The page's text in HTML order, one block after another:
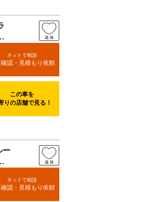
ネットで相談
認・見積もり依頼
この車を
りの店舗で見る！
ー
ネットで相談
認・見積もり依頼